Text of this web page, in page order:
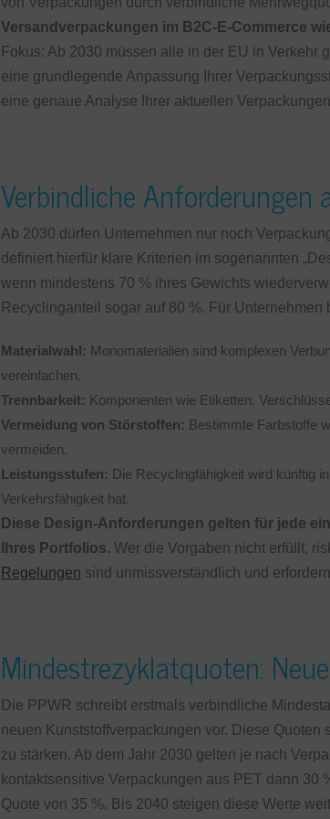
Versandverpackungen im B2C-E-Commerce
Fokus: Ab 2030 müssen alle in der EU in
eine grundlegende Anpassung Ihrer
eine genaue Analyse Ihrer aktuellen
Verbindliche
Ab 2030 dürfen Unternehmen nur noch
definiert hierfür klare Kriterien im sogenannten
wenn mindestens 70 % ihres Gewichts
Recyclinganteil sogar auf 80 %. Für Unternehmen
Materialwahl: Monomaterialien sind komplexen
vereinfachen.
Trennbarkeit: Komponenten wie Etiketten,
Vermeidung von Störstoffen: Bestimmte Farbstoffe
vermeiden.
Leistungsstufen: Die Recyclingfähigkeit wird künftig
Verkehrsfähigkeit hat.
Diese Design-Anforderungen gelten für jede
Ihres Portfolios. Wer die Vorgaben nicht erfüllt,
Regelungen sind unmissverständlich und
Mindestrezyklatquoten:
Die PPWR schreibt erstmals verbindliche
neuen Kunststoffverpackungen vor. Diese
zu stärken. Ab dem Jahr 2030 gelten je nach
kontaktsensitive Verpackungen aus PET dann 30
Quote von 35 %. Bis 2040 steigen diese Werte